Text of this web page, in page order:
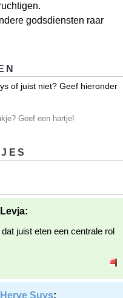
godsdiensten raar
of juist niet? Geef hieronder
Geef een hartje!
juist eten een centrale rol
Herve Suys: